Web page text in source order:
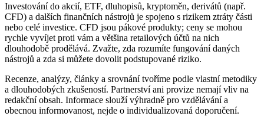
Investování do akcií, ETF, dluhopisů, kryptoměn, derivátů (např.
CFD) a dalších finančních nástrojů je spojeno s rizikem ztráty části
nebo celé investice. CFD jsou pákové produkty; ceny se mohou
rychle vyvíjet proti vám a většina retailových účtů na nich
dlouhodobě prodělává. Zvažte, zda rozumíte fungování daných
nástrojů a zda si můžete dovolit podstupované riziko.
Recenze, analýzy, články a srovnání tvoříme podle vlastní metodiky
a dlouhodobých zkušeností. Partnerství ani provize nemají vliv na
redakční obsah. Informace slouží výhradně pro vzdělávání a
obecnou informovanost, nejde o individualizovaná doporučení.